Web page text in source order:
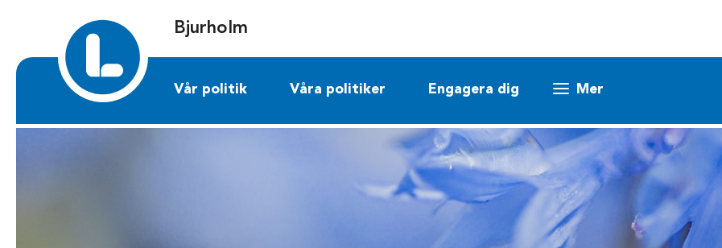
Bjurholm
Vår politik Våra politiker Engagera dig Mer